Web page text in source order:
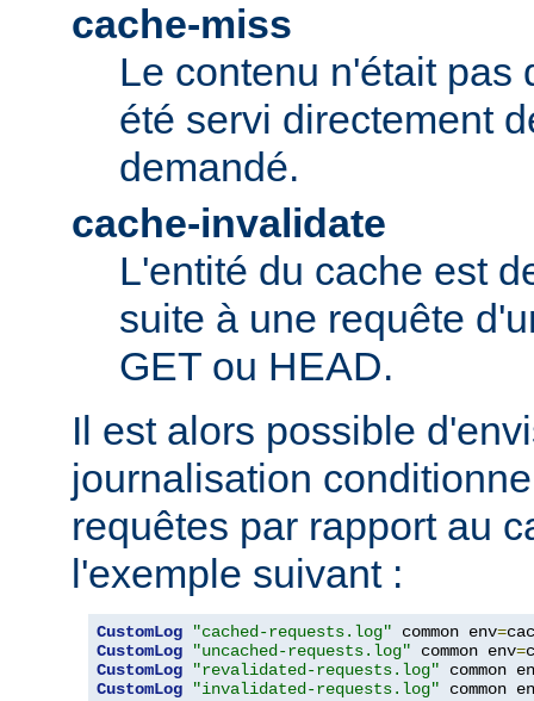
cache-miss
Le contenu n'était pas
été servi directement
demandé.
cache-invalidate
L'entité du cache est
suite à une requête
GET ou HEAD.
Il est alors possible
journalisation
requêtes par rapport au
l'exemple suivant :
CustomLog "cached-requests.log" common env=
CustomLog
"uncached-requests.log" common env=
CustomLog
"revalidated-requests.log" common
CustomLog
"invalidated-requests.log" common